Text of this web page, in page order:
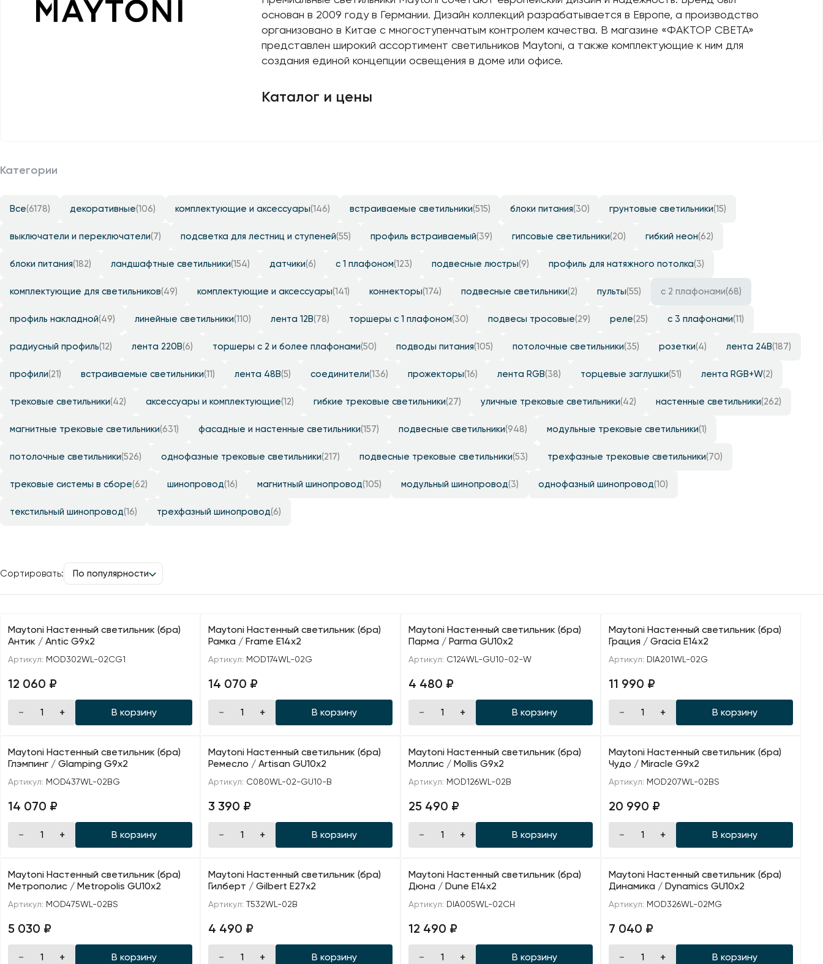
Уличные светильники
Лампочки
основан в 2009 году в Германии. Дизайн коллекций разрабатывается в Европе, а производство
организовано в Китае с многоступенчатым контролем качества. В магазине «ФАКТОР СВЕТА»
представлен широкий ассортимент светильников Maytoni, а также комплектующие к ним для
создания единой концепции освещения в доме или офисе.
Каталог и цены
Категории
Все(6178) декоративные(106) комплектующие и аксессуары(146) встраиваемые светильники(515) блоки питания(30) грунтовые светильники(15)
выключатели и переключатели(7) подсветка для лестниц и ступеней(55) профиль встраиваемый(39) гипсовые светильники(20) гибкий неон(62)
блоки питания(182) ландшафтные светильники(154) датчики(6) с 1 плафоном(123) подвесные люстры(9) профиль для натяжного потолка(3)
комплектующие для светильников(49) комплектующие и аксессуары(141) коннекторы(174) подвесные светильники(2) пульты(55) с 2 плафонами(68)
профиль накладной(49) линейные светильники(110) лента 12B(78) торшеры с 1 плафоном(30) подвесы тросовые(29) реле(25) с 3 плафонами(11)
радиусный профиль(12) лента 220B(6) торшеры с 2 и более плафонами(50) подводы питания(105) потолочные светильники(35) розетки(4) лента 24B(187)
профили(21) встраиваемые светильники(11) лента 48B(5) соединители(136) прожекторы(16) лента RGB(38) торцевые заглушки(51) лента RGB+W(2)
трековые светильники(42) аксессуары и комплектующие(12) гибкие трековые светильники(27) уличные трековые светильники(42) настенные светильники(262)
магнитные трековые светильники(631) фасадные и настенные светильники(157) подвесные светильники(948) модульные трековые светильники(1)
потолочные светильники(526) однофазные трековые светильники(217) подвесные трековые светильники(53) трехфазные трековые светильники(70)
трековые системы в сборе(62) шинопровод(16) магнитный шинопровод(105) модульный шинопровод(3) однофазный шинопровод(10)
текстильный шинопровод(16) трехфазный шинопровод(6)
Сортировать: По популярности
Maytoni Настенный светильник (бра)
Антик / Antic G9х2
Артикул: MOD302WL-02CG1
12 060 ₽
В корзину
Maytoni Настенный светильник (бра)
Рамка / Frame E14х2
Артикул: MOD174WL-02G
14 070 ₽
В корзину
Maytoni Настенный светильник (бра)
Парма / Parma GU10х2
Артикул: C124WL-GU10-02-W
4 480 ₽
В корзину
Maytoni Настенный светильник (бра)
Грация / Gracia E14х2
Артикул: DIA201WL-02G
11 990 ₽
В корзину
Maytoni Настенный светильник (бра)
Глэмпинг / Glamping G9х2
Артикул: MOD437WL-02BG
14 070 ₽
В корзину
Maytoni Настенный светильник (бра)
Ремесло / Artisan GU10х2
Артикул: C080WL-02-GU10-B
3 390 ₽
В корзину
Maytoni Настенный светильник (бра)
Моллис / Mollis G9х2
Артикул: MOD126WL-02B
25 490 ₽
В корзину
Maytoni Настенный светильник (бра)
Чудо / Miracle G9х2
Артикул: MOD207WL-02BS
20 990 ₽
В корзину
Maytoni Настенный светильник (бра)
Метрополис / Metropolis GU10х2
Артикул: MOD475WL-02BS
5 030 ₽
В корзину
Maytoni Настенный светильник (бра)
Гилберт / Gilbert E27х2
Артикул: T532WL-02B
4 490 ₽
В корзину
Maytoni Настенный светильник (бра)
Дюна / Dune E14х2
Артикул: DIA005WL-02CH
12 490 ₽
В корзину
Maytoni Настенный светильник (бра)
Динамика / Dynamics GU10х2
Артикул: MOD326WL-02MG
7 040 ₽
В корзину
Профили для ленты